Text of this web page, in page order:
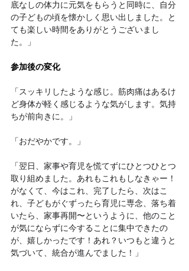
底なしの体力に元気をもらうと同時に、自分
の子どもの頃を懐かしく思い出しました。と
ても楽しい時間をありがとうございまし
た。」
参加後の変化
「スッキリしたような感じ。筋肉痛はあるけ
ど身体が軽く感じるような気がします。気持
ちが前向きに。」
「おだやかです。」
「翌日、家事や育児を慌てずにひとつひとつ
取り組めました。あれもこれもしなきゃー！
がなくて、今はこれ、完了したら、次はこ
れ、子どもがぐずったら育児に専念、落ち着
いたら、家事再開〜というように、他のこと
が気にならずに今することに集中できたの
が、嬉しかったです！あれ？いつもと違うと
気づいて、統合が進んでました！」